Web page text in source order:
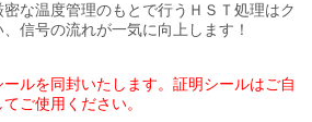
な温度管理のもとで行うＨＳＴ処理はク
信号の流れが一気に向上します！
ールを同封いたします。証明シールはご自
ご使用ください。